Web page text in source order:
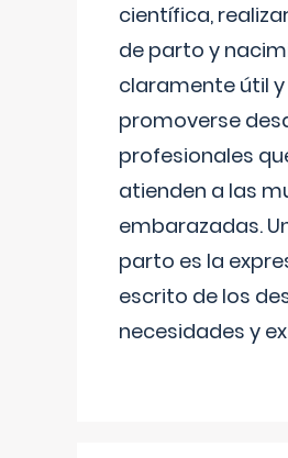
científica,
de parto y
claramente útil
promoverse
profesionales
atienden a las
embarazadas.
parto es la
escrito de los
necesidades y ex